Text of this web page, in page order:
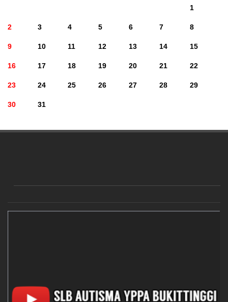
1
2 3 4 5 6 7 8
9 10 11 12 13 14 15
16 17 18 19 20 21 22
23 24 25 26 27 28 29
30 31